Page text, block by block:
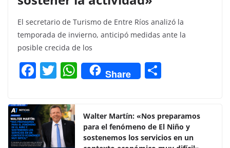
El secretario de Turismo de Entre Ríos analizó la
temporada de invierno, anticipó medidas ante la
posible crecida de los
F
c
e
b
T
itt
er
W
h
s
A
Share
p
ar
Walter Martín: «Nos preparamos
para el fenómeno de El Niño y
sostenemos los servicios en un